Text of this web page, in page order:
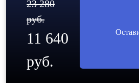
23 280
руб.
11 640
руб.